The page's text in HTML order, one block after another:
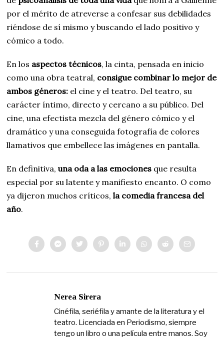
por el mérito de atreverse a confesar sus debilidades
riéndose de sí mismo y buscando el lado positivo y
cómico a todo.
En los aspectos técnicos, la cinta, pensada en inicio
como una obra teatral, consigue combinar lo mejor de
ambos géneros: el cine y el teatro. Del teatro, su
carácter íntimo, directo y cercano a su público. Del
cine, una efectista mezcla del género cómico y el
dramático y una conseguida fotografía de colores
llamativos que embellece las imágenes en pantalla.
En definitiva,una oda a las emociones que resulta
especial por su latente y manifiesto encanto. O como
ya dijeron muchos críticos,la comedia francesa del
año.
Nerea Sirera
Cinéfila, seriéfila y amante de la literatura y el
teatro. Licenciada en Periodismo, siempre
tengo un libro o una película entre manos. Soy